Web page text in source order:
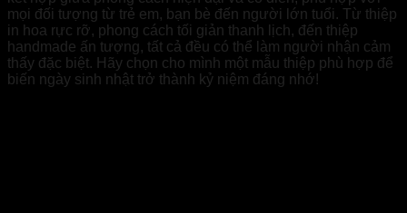
mọi đối tượng từ trẻ em, bạn bè đến người lớn tuổi. Từ thiệp
in hoa rực rỡ, phong cách tối giản thanh lịch, đến thiệp
handmade ấn tượng, tất cả đều có thể làm người nhận cảm
thấy đặc biệt. Hãy chọn cho mình một mẫu thiệp phù hợp để
biến ngày sinh nhật trở thành kỷ niệm đáng nhớ!